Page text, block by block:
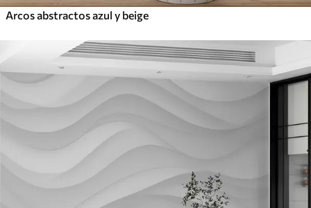
Arcos abstractos azul y beige